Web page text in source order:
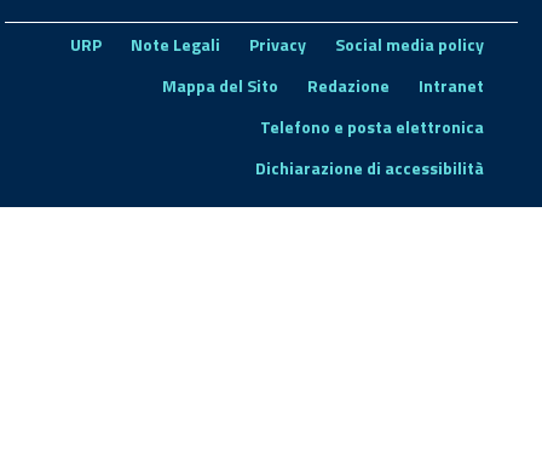
URP Note Legali Privacy
Social media policy
Mappa del Sito
Redazione
Intranet
Telefono e posta elettronica
Dichiarazione di accessibilità